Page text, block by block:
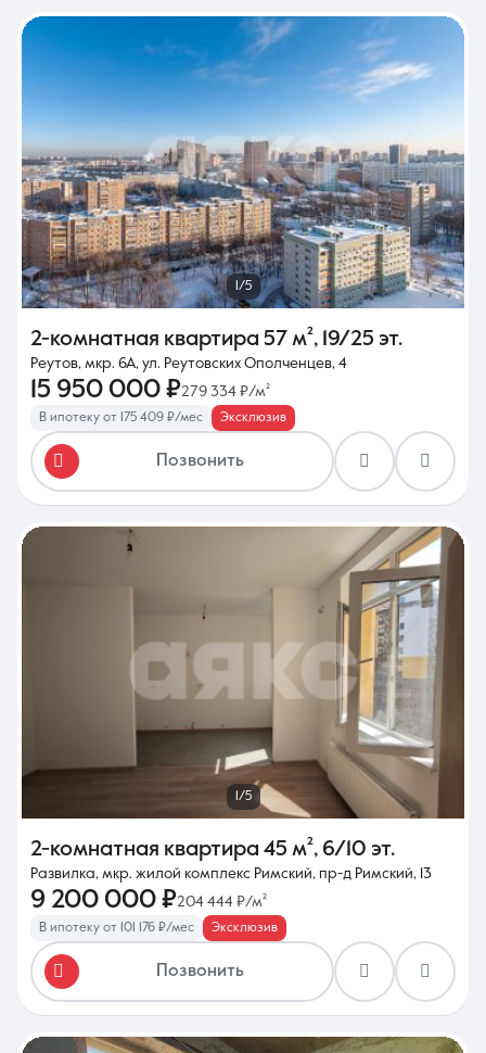
1/5
2-комнатная квартира 57 м², 19/25 эт.
Реутов, мкр. 6А, ул. Реутовских Ополченцев, 4
15 950 000 ₽279 334 ₽/м²
В ипотеку от 175 409 ₽/мес Эксклюзив
Позвонить
1/5
2-комнатная квартира 45 м², 6/10 эт.
Развилка, мкр. жилой комплекс Римский, пр-д Римский, 13
9 200 000 ₽204 444 ₽/м²
В ипотеку от 101 176 ₽/мес Эксклюзив
Позвонить